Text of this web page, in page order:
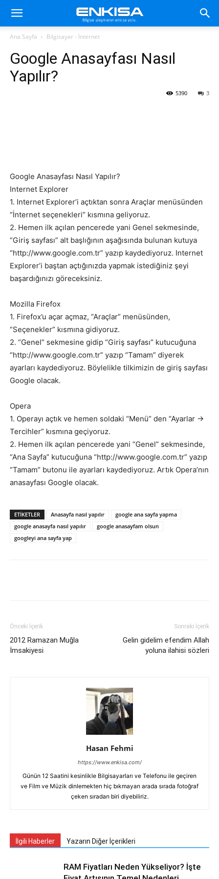
Ana Sayfa Bilgisayar - İnternet
Google Anasayfası Nasıl
Yapılır?
3
5390
Google Anasayfası Nasıl Yapılır?
Internet Explorer
1. Internet Explorer’i açtıktan sonra Araçlar menüsünden
“İnternet seçenekleri” kısmına geliyoruz.
2. Hemen ilk açılan pencerede yani Genel sekmesinde,
“Giriş sayfası” alt başlığının aşağısında bulunan kutuya
“http://www.google.com.tr” yazıp kaydediyoruz. Internet
Explorer’i baştan açtığınızda yapmak istediğiniz şeyi
başardığınızı göreceksiniz.
Mozilla Firefox
1. Firefox’u açar açmaz, “Araçlar” menüsünden,
“Seçenekler” kısmına gidiyoruz.
2. “Genel” sekmesine gidip “Giriş sayfası” kutucuğuna
“http://www.google.com.tr” yazıp “Tamam” diyerek
ayarları kaydediyoruz. Böylelikle tilkimizin de giriş sayfası
Google olacak.
Opera
1. Operayı açtık ve hemen soldaki “Menü” den “Ayarlar ->
Tercihler” kısmına geçiyoruz.
2. Hemen ilk açılan pencerede yani “Genel” sekmesinde,
“Ana Sayfa” kutucuğuna “http://www.google.com.tr” yazıp
“Tamam” butonu ile ayarları kaydediyoruz. Artık Opera’nın
anasayfası Google olacak.
ETIKETLER Anasayfa nasıl yapılır
google ana sayfa yapma
google anasayfa nasıl yapılır
google anasayfam olsun
googleyi ana sayfa yap
Önceki İçerik
2012 Ramazan Muğla
İmsakiyesi
Sonraki İçerik
Gelin gidelim efendim Allah
yoluna ilahisi sözleri
Hasan Fehmi
https://www.enkisa.com/
Günün 12 Saatini kesinlikle Bilgisayarları ve Telefonu ile geçiren
ve Film ve Müzik dinlemekten hiç bıkmayan arada sırada fotoğraf
çeken sıradan biri diyebiliriz.
İlgili Haberler Yazarın Diğer İçerikleri
RAM Fiyatları Neden Yükseliyor? İşte